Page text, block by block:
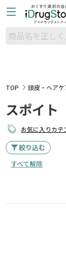
TOP
頭皮・ヘアケ
スポイト
お気に入りカテ
絞り込む
すべて解除